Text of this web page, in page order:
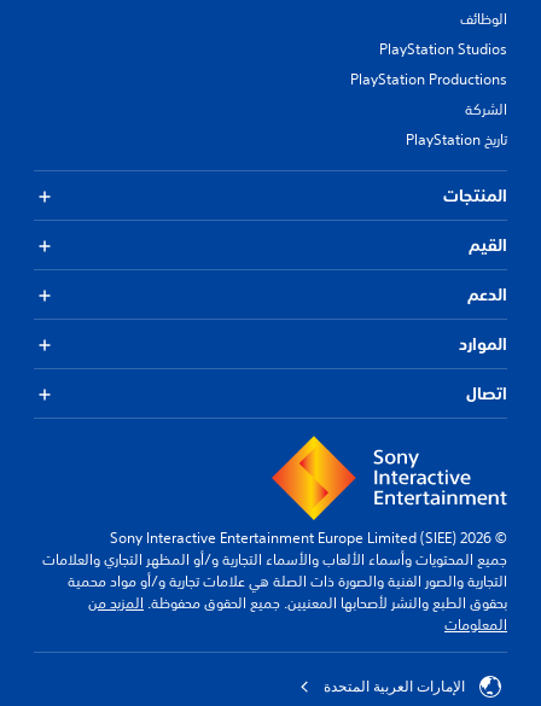
الوظائف
PlayStation Studios
PlayStation Productions
الشركة
تاريخ PlayStation
المنتجات
القيم
الدعم
الموارد
اتصال
© 2026 Sony Interactive Entertainment Europe Limited (SIEE)
جميع المحتويات وأسماء الألعاب والأسماء التجارية و/أو المظهر التجاري والعلامات
التجارية والصور الفنية والصورة ذات الصلة هي علامات تجارية و/أو مواد محمية
بحقوق الطبع والنشر لأصحابها المعنيين. جميع الحقوق محفوظة.المزيد من
المعلومات
الإمارات العربية المتحدة